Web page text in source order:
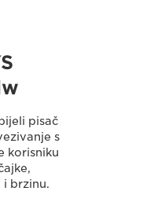
pisač
s
korisniku
i brzinu.